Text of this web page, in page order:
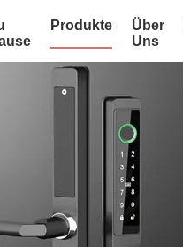
Produkte
Über
Uns